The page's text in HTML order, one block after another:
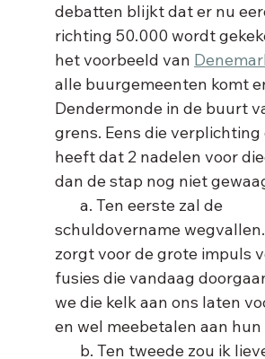
debatten blijkt dat er nu
richting 50.000 wordt
het voorbeeld van
alle buurgemeenten komt
Dendermonde in de buurt
grens. Eens die
heeft dat 2 nadelen voor
dan de stap nog niet
       a. Ten eerste zal de
schuldovername
zorgt voor de grote impuls
fusies die vandaag
we die kelk aan ons laten
en wel meebetalen aan